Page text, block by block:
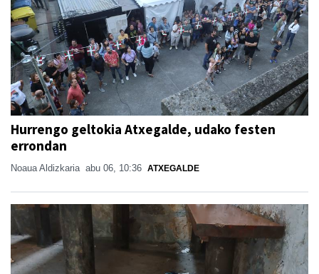
Hurrengo geltokia Atxegalde, udako festen
errondan
Noaua Aldizkaria abu 06, 10:36 ATXEGALDE